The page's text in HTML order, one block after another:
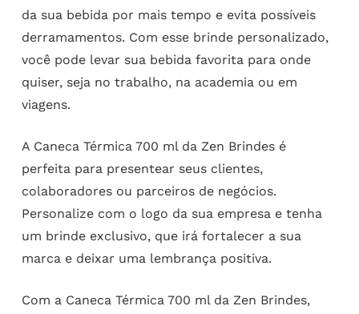
da sua bebida por mais tempo e evita possíveis
derramamentos. Com esse brinde personalizado,
você pode levar sua bebida favorita para onde
quiser, seja no trabalho, na academia ou em
viagens.
A Caneca Térmica 700 ml da Zen Brindes é
perfeita para presentear seus clientes,
colaboradores ou parceiros de negócios.
Personalize com o logo da sua empresa e tenha
um brinde exclusivo, que irá fortalecer a sua
marca e deixar uma lembrança positiva.
Com a Caneca Térmica 700 ml da Zen Brindes,